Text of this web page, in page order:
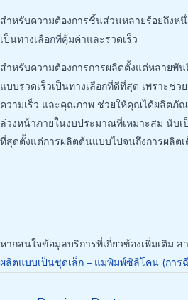
สำหรับความต้องการชิ้นส่วนหลายร้อยถึง
เป็นทางเลือกที่คุ้มค่าและรวดเร็ว
สำหรับความต้องการการผลิตตั้งแต่หลายพั
แบบรวดเร็วเป็นทางเลือกที่ดีที่สุด เพราะช่
ความเร็ว และคุณภาพ ช่วยให้คุณได้ผลิตภั
ล่วงหน้าภายในงบประมาณที่เหมาะสม นับ
ที่สุดตั้งแต่การผลิตต้นแบบไปจนถึงการผลิต
หากสนใจข้อมูลบริการที่เกี่ยวข้องเพิ่มเติม ส
ผลิตแบบเป็นชุดเล็ก – แม่พิมพ์ซิลิโคน (กา